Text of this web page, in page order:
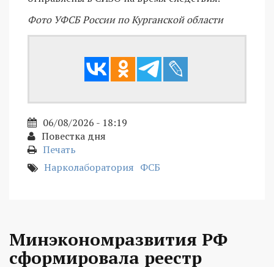
Фото УФСБ России по Курганской области
06/08/2026 - 18:19
Повестка дня
Печать
Нарколаборатория ФСБ
Минэкономразвития РФ
сформировала реестр